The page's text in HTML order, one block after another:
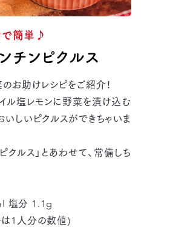
で簡単♪
チンピクルス
お助けレシピをご紹介！
ル塩レモンに野菜を漬け込む
しいピクルスができちゃいま
クルス」とあわせて、常備しち
塩分 1.1g
は1人分の数値)